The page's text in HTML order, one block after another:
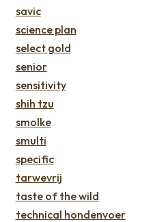
savic
science plan
select gold
senior
sensitivity
shih tzu
smolke
smulti
specific
tarwevrij
taste of the wild
technical hondenvoer